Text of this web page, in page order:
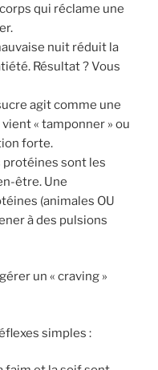
qui réclame une
nuit réduit la
Résultat ? Vous
agit comme une
« tamponner » ou
forte.
protéines sont les
être. Une
(animales OU
à des pulsions
un « craving »
simples :